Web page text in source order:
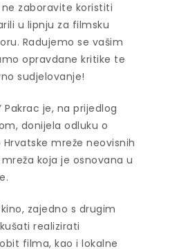
zaboravite koristiti
u lipnju za filmsku
Radujemo se vašim
opravdane kritike te
sudjelovanje!
Pakrac je, na prijedlog
donijela odluku o
mreže neovisnih
koja je osnovana u
zajedno s drugim
realizirati
filma, kao i lokalne